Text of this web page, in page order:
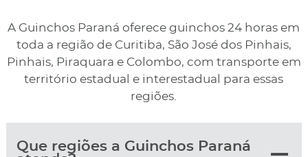
A Guinchos Paraná oferece guinchos 24 horas em
toda a região de Curitiba, São José dos Pinhais,
Pinhais, Piraquara e Colombo, com transporte em
território estadual e interestadual para essas
regiões.
Que regiões a Guinchos Paraná